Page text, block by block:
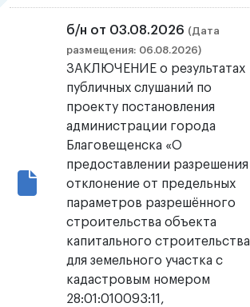
б/н от 03.08.2026 (Дата
размещения: 06.08.2026)
ЗАКЛЮЧЕНИЕ о результатах
публичных слушаний по
проекту постановления
администрации города
Благовещенска «О
предоставлении разрешения
отклонение от предельных
параметров разрешённого
строительства объекта
капитального строительства
для земельного участка с
кадастровым номером
28:01:010093:11,